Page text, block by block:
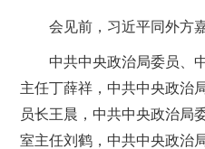
会见前，习近平同外方
中共中央政治局委员、
主任丁薛祥，中共中央政治
员长王晨，中共中央政治局
室主任刘鹤，中共中央政治